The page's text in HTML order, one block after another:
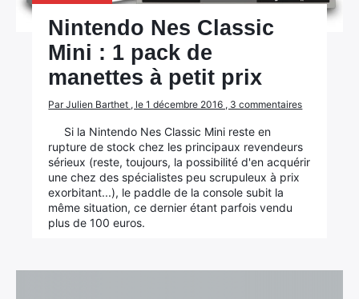
Nintendo Nes Classic
Mini : 1 pack de
manettes à petit prix
Par Julien Barthet , le 1 décembre 2016 , 3 commentaires
Si la Nintendo Nes Classic Mini reste en
rupture de stock chez les principaux revendeurs
sérieux (reste, toujours, la possibilité d'en acquérir
une chez des spécialistes peu scrupuleux à prix
exorbitant...), le paddle de la console subit la
même situation, ce dernier étant parfois vendu
plus de 100 euros.